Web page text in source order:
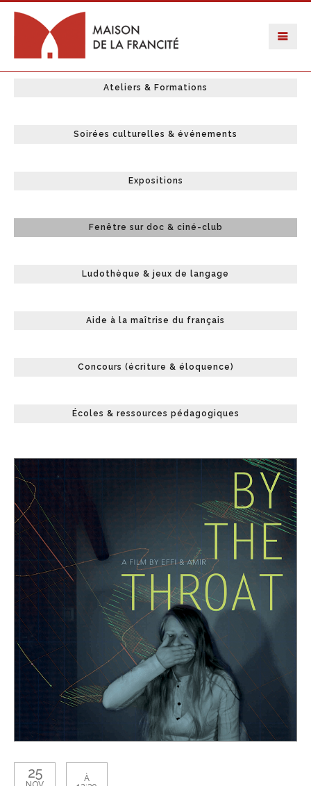
Ateliers & Formations
Soirées culturelles & événements
Expositions
Fenêtre sur doc & ciné-club
Ludothèque & jeux de langage
Aide à la maîtrise du français
Concours (écriture & éloquence)
Écoles & ressources pédagogiques
25
À